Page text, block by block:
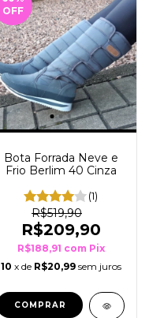
OFF
Bota Forrada Neve e
Frio Berlim 40 Cinza
(1)
R$519,90
R$209,90
R$188,91 com Pix
10 x de R$20,99 sem juros
COMPRAR